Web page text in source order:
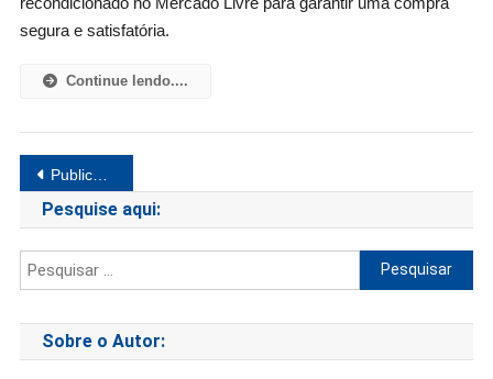
No
segura e satisfatória.
Continue lendo....
Navegação
por
posts
Publicações mais antigas
Pesquise aqui:
Pesquisar
por:
Sobre o Autor: